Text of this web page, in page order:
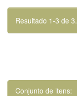
Resultado 1-3 de 3.
Conjunto de itens: